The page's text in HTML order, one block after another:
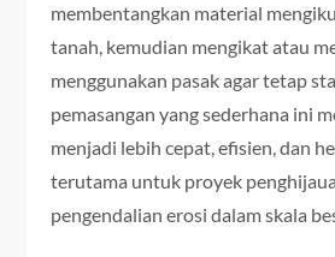
membentangkan material
tanah, kemudian mengikat atau
menggunakan pasak agar tetap
pemasangan yang sederhana ini
menjadi lebih cepat, efisien, dan
terutama untuk proyek
pengendalian erosi dalam skala